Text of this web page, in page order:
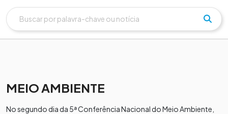
MEIO AMBIENTE
No segundo dia da 5ª Conferência Nacional do Meio Ambiente,